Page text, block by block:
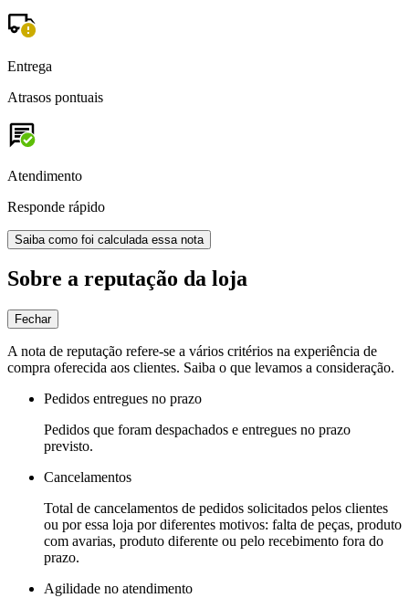
Entrega
Atrasos pontuais
Atendimento
Responde rápido
Saiba como foi calculada essa nota
Sobre a reputação da loja
Fechar
A nota de reputação refere-se a vários critérios na experiência de
compra oferecida aos clientes. Saiba o que levamos a consideração.
Pedidos entregues no prazo
Pedidos que foram despachados e entregues no prazo
previsto.
Cancelamentos
Total de cancelamentos de pedidos solicitados pelos clientes
ou por essa loja por diferentes motivos: falta de peças, produto
com avarias, produto diferente ou pelo recebimento fora do
prazo.
Agilidade no atendimento